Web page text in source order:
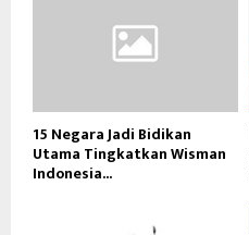
15 Negara Jadi Bidikan
Utama Tingkatkan Wisman
Indonesia...